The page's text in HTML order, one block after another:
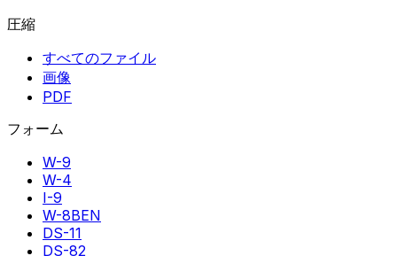
圧縮
すべてのファイル
画像
PDF
フォーム
W-9
W-4
I-9
W-8BEN
DS-11
DS-82